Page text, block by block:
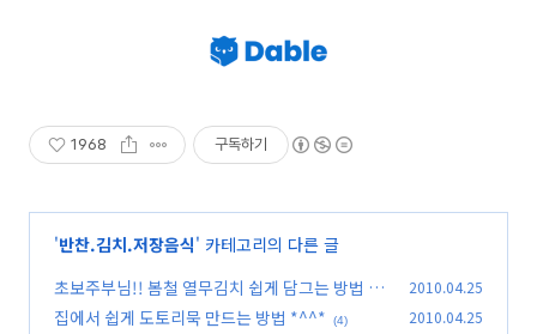
1968 구독하기
'반찬.김치.저장음식' 카테고리의 다른 글
초보주부님!! 봄철 열무김치 쉽게 담그는 방법 알
려드립니다.
(23)
2010.04.25
집에서 쉽게 도토리묵 만드는 방법 *^^* (4) 2010.04.25